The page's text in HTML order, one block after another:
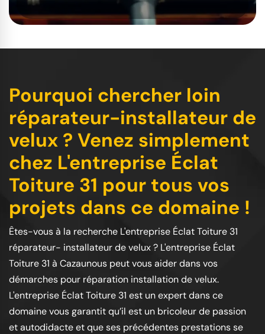
Pourquoi chercher loin
réparateur-installateur de
velux ? Venez simplement
chez L'entreprise Éclat
Toiture 31 pour tous vos
projets dans ce domaine !
Êtes-vous à la recherche L'entreprise Éclat Toiture 31
réparateur- installateur de velux ? L'entreprise Éclat
Toiture 31 à Cazaunous peut vous aider dans vos
démarches pour réparation installation de velux.
L'entreprise Éclat Toiture 31 est un expert dans ce
domaine vous garantit qu’il est un bricoleur de passion
et autodidacte et que ses précédentes prestations se